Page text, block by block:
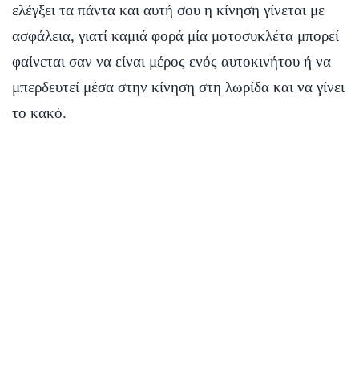
ελέγξει τα πάντα και αυτή σου η κίνηση γίνεται με
ασφάλεια, γιατί καμιά φορά μία μοτοσυκλέτα μπορεί
φαίνεται σαν να είναι μέρος ενός αυτοκινήτου ή να
μπερδευτεί μέσα στην κίνηση στη λωρίδα και να γίνει
το κακό.